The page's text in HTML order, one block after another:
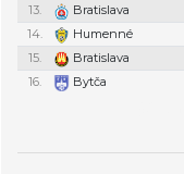
13.
Bratislava
14.
Humenné
15.
Bratislava
16.
Bytča